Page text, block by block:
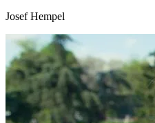
Josef Hempel